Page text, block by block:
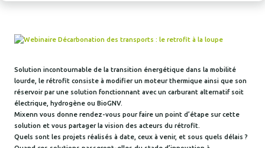
Solution incontournable de la transition énergétique dans la mobilité
lourde, le rétrofit consiste à modifier un moteur thermique ainsi que son
réservoir par une solution fonctionnant avec un carburant alternatif soit
électrique, hydrogène ou BioGNV.
Mixenn vous donne rendez-vous pour faire un point d’étape sur cette
solution et vous partager la vision des acteurs du rétrofit.
Quels sont les projets réalisés à date, ceux à venir, et sous quels délais ?